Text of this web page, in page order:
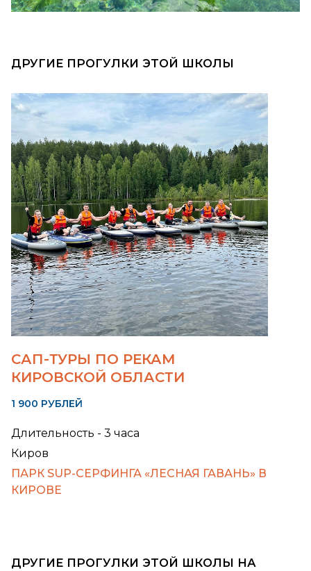
ДРУГИЕ ПРОГУЛКИ ЭТОЙ ШКОЛЫ
САП-ТУРЫ ПО РЕКАМ
КИРОВСКОЙ ОБЛАСТИ
1 900 РУБЛЕЙ
Длительность - 3 часа
Киров
ПАРК SUP-СЕРФИНГА «ЛЕСНАЯ ГАВАНЬ» В
КИРОВЕ
ДРУГИЕ ПРОГУЛКИ ЭТОЙ ШКОЛЫ НА